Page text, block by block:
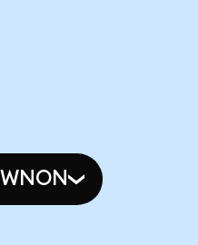
IWNON